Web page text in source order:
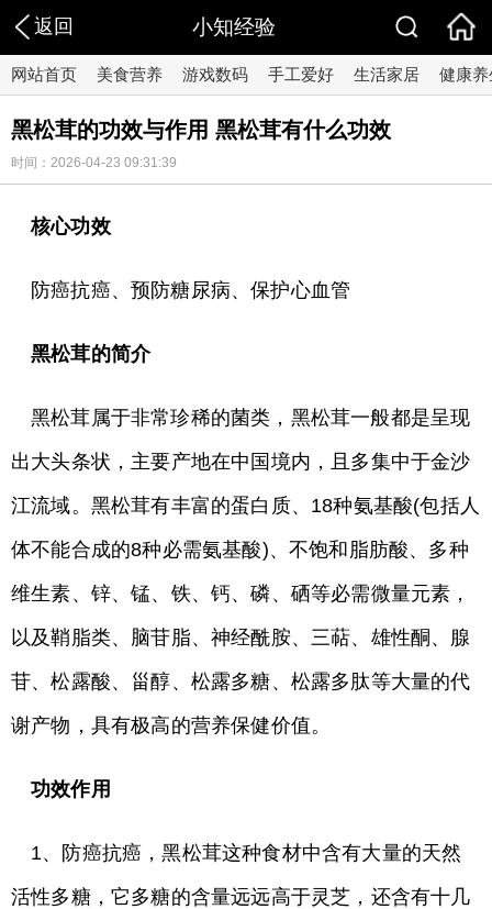
返回 小知经验
网站首页 美食营养 游戏数码 手工爱好 生活家居 健康养
黑松茸的功效与作用 黑松茸有什么功效
时间：2026-04-23 09:31:39
核心功效
防癌抗癌、预防糖尿病、保护心血管
黑松茸的简介
黑松茸属于非常珍稀的菌类，黑松茸一般都是呈现
出大头条状，主要产地在中国境内，且多集中于金沙
江流域。黑松茸有丰富的蛋白质、18种氨基酸(包括人
体不能合成的8种必需氨基酸)、不饱和脂肪酸、多种
维生素、锌、锰、铁、钙、磷、硒等必需微量元素，
以及鞘脂类、脑苷脂、神经酰胺、三萜、雄性酮、腺
苷、松露酸、甾醇、松露多糖、松露多肽等大量的代
谢产物，具有极高的营养保健价值。
功效作用
1、防癌抗癌，黑松茸这种食材中含有大量的天然
活性多糖，它多糖的含量远远高于灵芝，还含有十几